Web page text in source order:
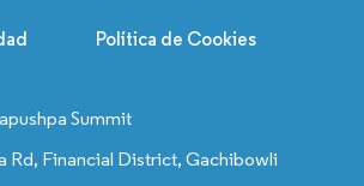
Política de Cookies
Summit
Rd, Financial District, Gachibowli